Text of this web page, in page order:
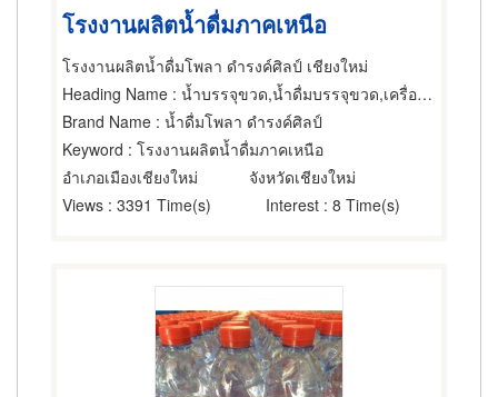
โรงงานผลิตน้ำดื่มภาคเหนือ
โรงงานผลิตน้ำดื่มโพลา ดำรงค์ศิลป์ เชียงใหม่
Heading Name : น้ำบรรจุขวด,น้ำดื่มบรรจุขวด,เครื่องมือและเครื่องใช้ในการบรรจุขวด
Brand Name : น้ำดื่มโพลา ดำรงค์ศิลป์
Keyword : โรงงานผลิตน้ำดื่มภาคเหนือ
อำเภอเมืองเชียงใหม่
จังหวัดเชียงใหม่
Views : 3391 Time(s) Interest : 8 Time(s)